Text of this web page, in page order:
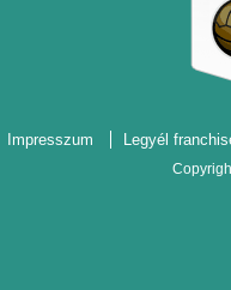
Impresszum Legyél